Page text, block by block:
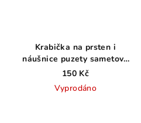
Krabička na prsten i
náušnice puzety sametová
modrá
150 Kč
Vyprodáno